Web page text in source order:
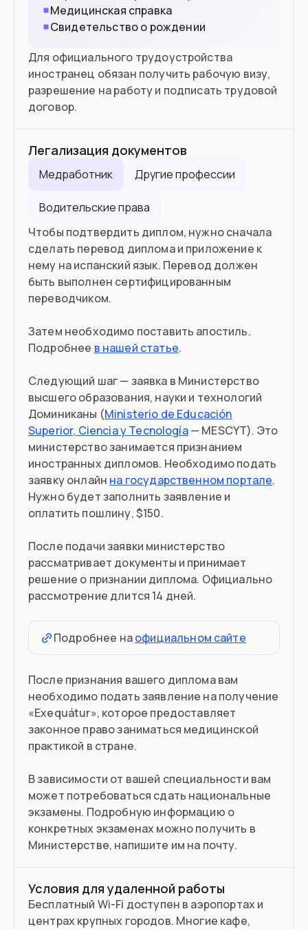
Медицинская справка
Свидетельство о рождении
Для официального трудоустройства
иностранец обязан получить рабочую визу,
разрешение на работу и подписать трудовой
договор.
Легализация документов
Медработник Другие профессии
Водительские права
Чтобы подтвердить диплом, нужно сначала
сделать перевод диплома и приложение к
нему на испанский язык. Перевод должен
быть выполнен сертифицированным
переводчиком.
Затем необходимо поставить апостиль.
Подробнее в нашей статье.
Следующий шаг — заявка в Министерство
высшего образования, науки и технологий
Доминиканы (Ministerio de Educación
Superior, Ciencia y Tecnología— MESCYT). Это
министерство занимается признанием
иностранных дипломов. Необходимо подать
заявку онлайн на государственном портале.
Нужно будет заполнить заявление и
оплатить пошлину, $150.
После подачи заявки министерство
рассматривает документы и принимает
решение о признании диплома. Официально
рассмотрение длится 14 дней.
Подробнее наофициальном сайте
После признания вашего диплома вам
необходимо подать заявление на получение
«Exequátur», которое предоставляет
законное право заниматься медицинской
практикой в стране.
В зависимости от вашей специальности вам
может потребоваться сдать национальные
экзамены. Подробную информацию о
конкретных экзаменах можно получить в
Министерстве, напишите им на почту.
Условия для удаленной работы
Бесплатный Wi-Fi доступен в аэропортах и
центрах крупных городов. Многие кафе,